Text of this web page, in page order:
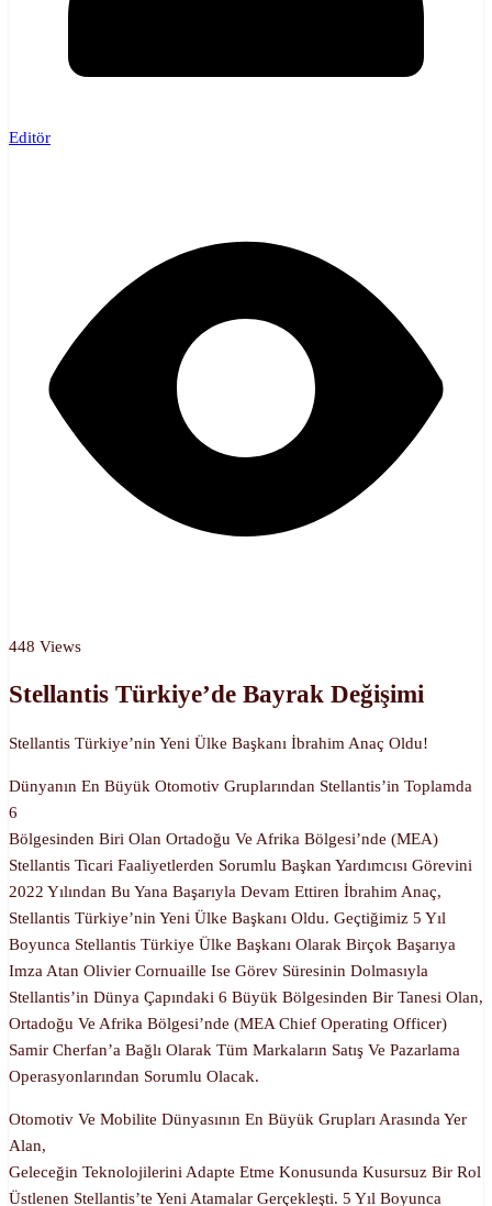
Editör
448 Views
Stellantis Türkiye’de Bayrak Değişimi
Stellantis Türkiye’nin Yeni Ülke Başkanı İbrahim Anaç Oldu!
Dünyanın En Büyük Otomotiv Gruplarından Stellantis’in Toplamda
6
Bölgesinden Biri Olan Ortadoğu Ve Afrika Bölgesi’nde (MEA)
Stellantis Ticari Faaliyetlerden Sorumlu Başkan Yardımcısı Görevini
2022 Yılından Bu Yana Başarıyla Devam Ettiren İbrahim Anaç,
Stellantis Türkiye’nin Yeni Ülke Başkanı Oldu. Geçtiğimiz 5 Yıl
Boyunca Stellantis Türkiye Ülke Başkanı Olarak Birçok Başarıya
Imza Atan Olivier Cornuaille Ise Görev Süresinin Dolmasıyla
Stellantis’in Dünya Çapındaki 6 Büyük Bölgesinden Bir Tanesi Olan,
Ortadoğu Ve Afrika Bölgesi’nde (MEA Chief Operating Officer)
Samir Cherfan’a Bağlı Olarak Tüm Markaların Satış Ve Pazarlama
Operasyonlarından Sorumlu Olacak.
Otomotiv Ve Mobilite Dünyasının En Büyük Grupları Arasında Yer
Alan,
Geleceğin Teknolojilerini Adapte Etme Konusunda Kusursuz Bir Rol
Üstlenen Stellantis’te Yeni Atamalar Gerçekleşti. 5 Yıl Boyunca